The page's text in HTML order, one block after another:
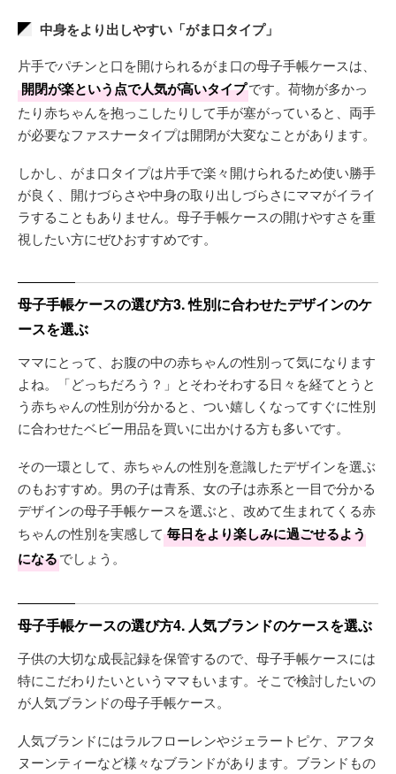
中身をより出しやすい「がま口タイプ」
片手でパチンと口を開けられるがま口の母子手帳ケースは、
開閉が楽という点で人気が高いタイプです。荷物が多かっ
たり赤ちゃんを抱っこしたりして手が塞がっていると、両手
が必要なファスナータイプは開閉が大変なことがあります。
しかし、がま口タイプは片手で楽々開けられるため使い勝手
が良く、開けづらさや中身の取り出しづらさにママがイライ
ラすることもありません。母子手帳ケースの開けやすさを重
視したい方にぜひおすすめです。
母子手帳ケースの選び方3. 性別に合わせたデザインのケ
ースを選ぶ
ママにとって、お腹の中の赤ちゃんの性別って気になります
よね。「どっちだろう？」とそわそわする日々を経てとうと
う赤ちゃんの性別が分かると、つい嬉しくなってすぐに性別
に合わせたベビー用品を買いに出かける方も多いです。
その一環として、赤ちゃんの性別を意識したデザインを選ぶ
のもおすすめ。男の子は青系、女の子は赤系と一目で分かる
デザインの母子手帳ケースを選ぶと、改めて生まれてくる赤
ちゃんの性別を実感して 毎日をより楽しみに過ごせるよう
になるでしょう。
母子手帳ケースの選び方4. 人気ブランドのケースを選ぶ
子供の大切な成長記録を保管するので、母子手帳ケースには
特にこだわりたいというママもいます。そこで検討したいの
が人気ブランドの母子手帳ケース。
人気ブランドにはラルフローレンやジェラートピケ、アフタ
ヌーンティーなど様々なブランドがあります。ブランドもの